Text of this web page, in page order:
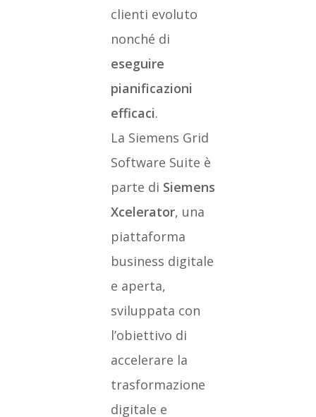
clienti evoluto
nonché di
eseguire
pianificazioni
efficaci.
La Siemens Grid
Software Suite è
parte di Siemens
Xcelerator, una
piattaforma
business digitale
e aperta,
sviluppata con
l’obiettivo di
accelerare la
trasformazione
digitale e